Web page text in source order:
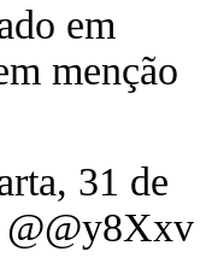
em
menção
31 de
@@y8Xxv